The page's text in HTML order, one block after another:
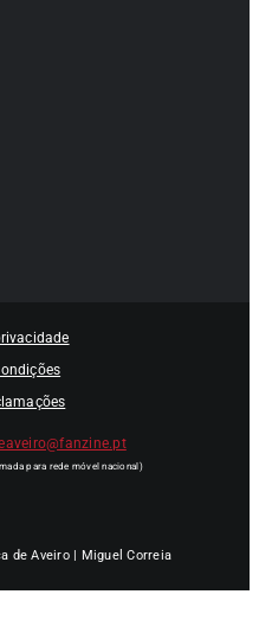
de Aveiro | Miguel Correia